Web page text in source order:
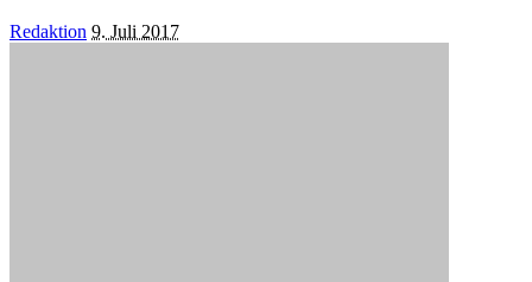
Posted
Redaktion 9. Juli 2017